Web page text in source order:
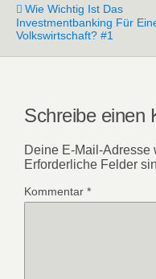
Wie Wichtig Ist Das
Investmentbanking Für
Volkswirtschaft? #1
Schreibe einen
Deine E-Mail-Adresse
Erforderliche Felder
Kommentar *